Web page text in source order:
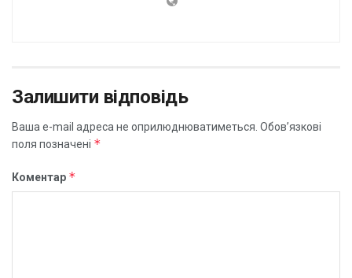
Залишити відповідь
Ваша e-mail адреса не оприлюднюватиметься. Обов’язкові
поля позначені *
Коментар *